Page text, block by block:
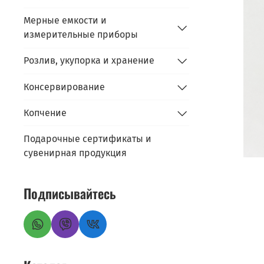
Мерные емкости и
измерительные приборы
Розлив, укупорка и хранение
Консервирование
Копчение
Подарочные сертификаты и
сувенирная продукция
Подписывайтесь